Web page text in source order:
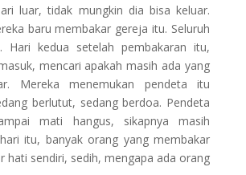
luar, tidak mungkin dia bisa keluar.
baru membakar gereja itu. Seluruh
Hari kedua setelah pembakaran itu,
mencari apakah masih ada yang
Mereka menemukan pendeta itu
berlutut, sedang berdoa. Pendeta
mati hangus, sikapnya masih
itu, banyak orang yang membakar
hati sendiri, sedih, mengapa ada orang